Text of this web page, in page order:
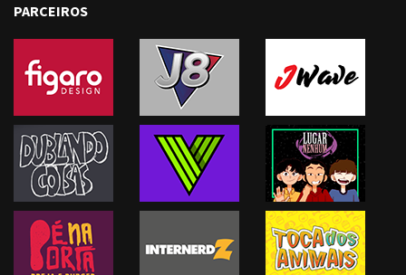
PARCEIROS